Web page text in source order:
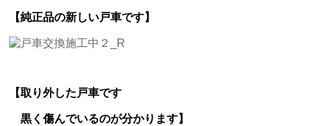
【純正品の新しい戸車です】
【取り外した戸車です
黒く傷んでいるのが分かります】